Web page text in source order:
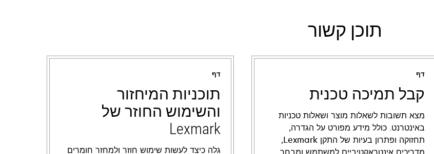
תוכן קשור
דף
קבל תמיכה טכנית
מצא תשובות לשאלות מוצר ושאלות טכניות
באינטרנט. כולל מידע מפורט על הגדרה,
תחזוקה ופתרון בעיות של התקן Lexmark,
דף
תוכניות המיחזור
והשימוש החוזר של
Lexmark
גלה כיצד לעשות שימוש חוזר ולמחזר חומרים